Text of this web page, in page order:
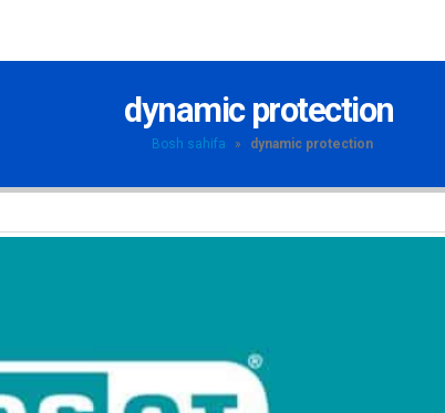
dynamic protection
Bosh sahifa » dynamic protection